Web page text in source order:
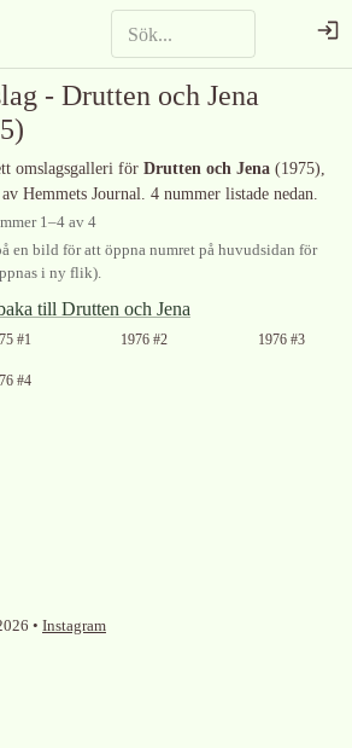
- Drutten och Jena
omslagsgalleri för Drutten och Jena (1975),
Hemmets Journal. 4 nummer listade nedan.
1–4 av 4
en bild för att öppna numret på huvudsidan för
i ny flik).
till Drutten och Jena
#1 1976 #2 1976 #3
#4
• Instagram